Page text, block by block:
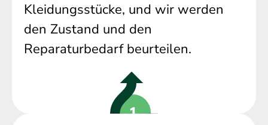
Kleidungsstücke, und wir werden
den Zustand und den
Reparaturbedarf beurteilen.